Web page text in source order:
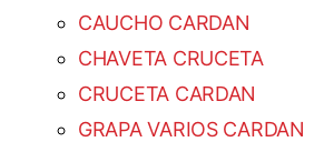
CAUCHO CARDAN
CHAVETA CRUCETA
CRUCETA CARDAN
GRAPA VARIOS CARDAN